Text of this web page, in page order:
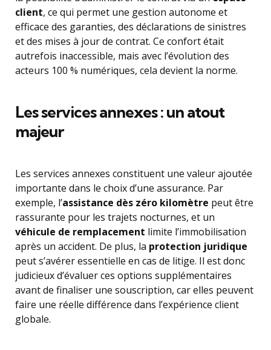
client, ce qui permet une gestion autonome et
efficace des garanties, des déclarations de sinistres
et des mises à jour de contrat. Ce confort était
autrefois inaccessible, mais avec l’évolution des
acteurs 100 % numériques, cela devient la norme.
Les services annexes : un atout
majeur
Les services annexes constituent une valeur ajoutée
importante dans le choix d’une assurance. Par
exemple, l’assistance dès zéro kilomètre peut être
rassurante pour les trajets nocturnes, et un
véhicule de remplacement limite l’immobilisation
après un accident. De plus, la protection juridique
peut s’avérer essentielle en cas de litige. Il est donc
judicieux d’évaluer ces options supplémentaires
avant de finaliser une souscription, car elles peuvent
faire une réelle différence dans l’expérience client
globale.